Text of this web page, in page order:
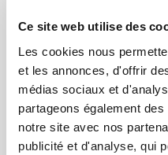
Ce site web utilise des
Les cookies nous
et les annonces, d'offrir
médias sociaux et
partageons également
notre site avec nos
publicité et d'analyse, qui
coordination des efforts
par les gouvernements,
travailleurs législatifs et
sensibilisation,
coordination est une
complicité, une
part de beaucoup à se